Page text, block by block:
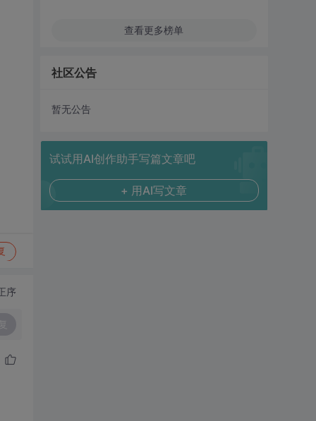
序
查看更多榜单
社区公告
暂无公告
试试用AI创作助手写篇文章吧
+ 用AI写文章